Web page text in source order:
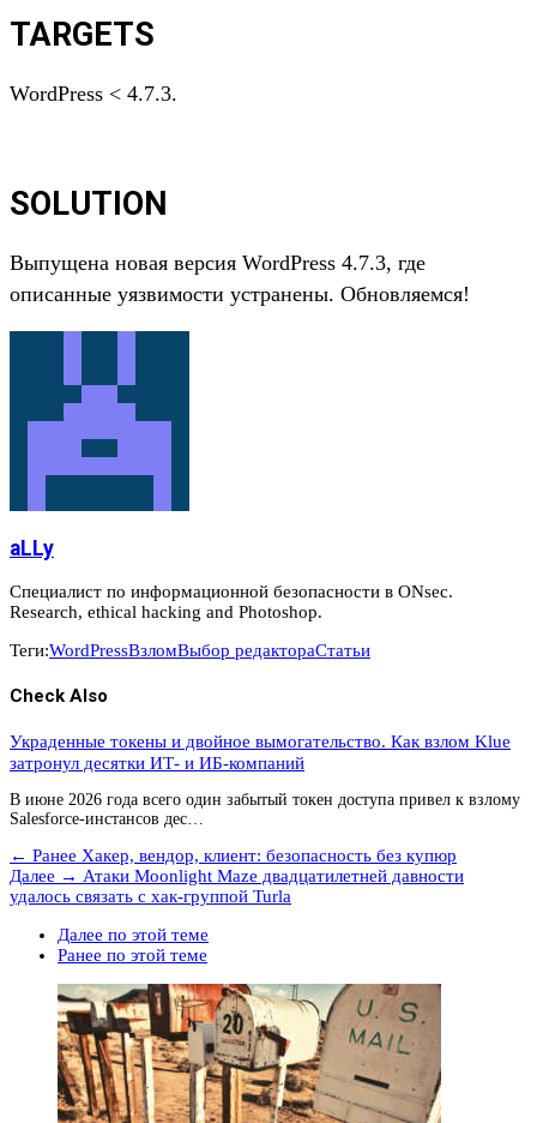
TARGETS
WordPress < 4.7.3.
SOLUTION
Выпущена новая версия WordPress 4.7.3, где
описанные уязвимости устранены. Обновляемся!
aLLy
Специалист по информационной безопасности в ONsec.
Research, ethical hacking and Photoshop.
Теги:WordPressВзломВыбор редактораСтатьи
Check Also
Украденные токены и двойное вымогательство. Как взлом Klue
затронул десятки ИТ- и ИБ-компаний
В июне 2026 года всего один забытый токен доступа привел к взлому
Salesforce-инстансов дес…
← Ранее Хакер, вендор, клиент: безопасность без купюр
Далее → Атаки Moonlight Maze двадцатилетней давности
удалось связать с хак-группой Turla
Далее по этой теме
Ранее по этой теме